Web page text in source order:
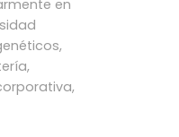
en